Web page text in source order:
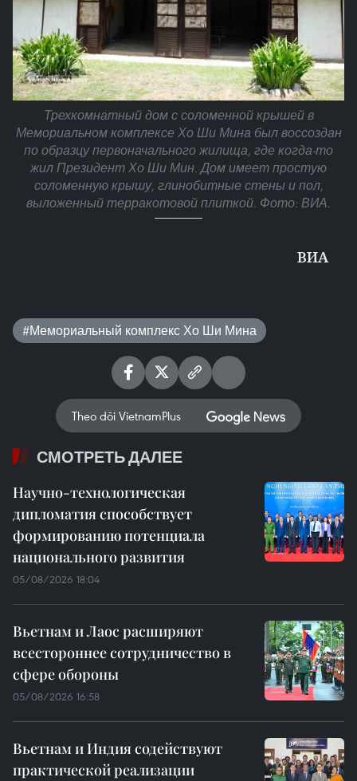
Трехкомнатный дом с соломенной крышей в
Мемориальном комплексе Хо Ши Мина был воссоздан
по образцу первоначального жилища, где когда-то
жил Президент Хо Ши Мин. Дом имеет простую
соломенную крышу, глинобитные стены и пол,
выложенный терракотовой плиткой. Фото: ВИА.
ВИА
#Мемориальный комплекс Хо Ши Мина
Theo dõi VietnamPlus
СМОТРЕТЬ ДАЛЕЕ
Научно-технологическая
дипломатия способствует
формированию потенциала
национального развития
05/08/2026 18:04
Вьетнам и Лаос расширяют
всестороннее сотрудничество в
сфере обороны
05/08/2026 16:58
Вьетнам и Индия содействуют
практической реализации